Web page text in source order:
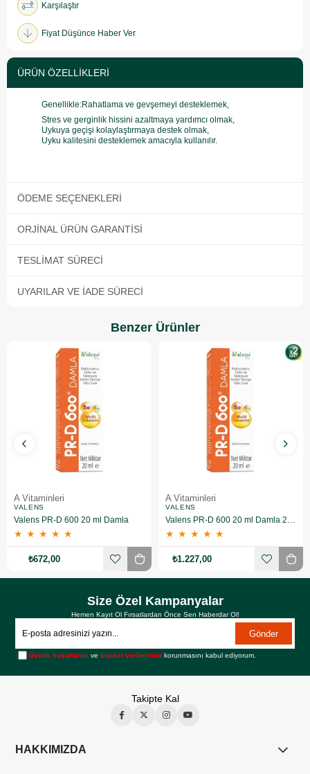
Karşılaştır
Fiyat Düşünce Haber Ver
ÜRÜN ÖZELLIKLERI
Genellikle:Rahatlama ve gevşemeyi desteklemek,
Stres ve gerginlik hissini azaltmaya yardımcı olmak,
Uykuya geçişi kolaylaştırmaya destek olmak,
Uyku kalitesini desteklemek amacıyla kullanılır.
ÖDEME SEÇENEKLERI
ORJINAL ÜRÜN GARANTISI
TESLIMAT SÜRECI
UYARILAR VE İADE SÜRECI
Benzer Ürünler
A Vitaminleri
VALENS
Valens PR-D 600 20 ml Damla
★ ★ ★ ★ ★
₺672,00
A Vitaminleri
VALENS
Valens PR-D 600 20 ml Damla 2 Paket
★ ★ ★ ★ ★
₺1.227,00
Size Özel Kampanyalar
Hemen Kayıt Ol Fırsatlardan Önce Sen Haberdar Ol!
Gönder
Üyelik koşullarını vekişisel verilerimin korunmasını kabul ediyorum.
Takipte Kal
HAKKIMIZDA